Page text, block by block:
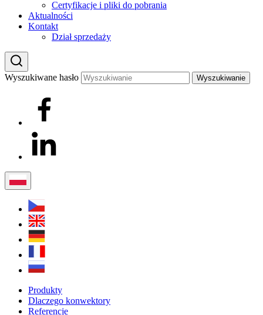
Certyfikacje i pliki do pobrania
Aktualności
Kontakt
Dział sprzedaży
Wyszukiwane hasło Wyszukiwanie
Produkty
Dlaczego konwektory
Referencje